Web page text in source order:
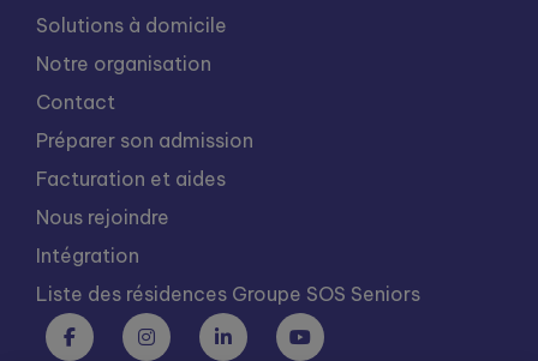
Solutions à domicile
Notre organisation
Contact
Préparer son admission
Facturation et aides
Nous rejoindre
Intégration
Liste des résidences Groupe SOS Seniors